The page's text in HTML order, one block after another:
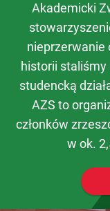
Akademicki
nieprzerwanie
historii staliśmy
studencką
AZS to
członków
w ok.